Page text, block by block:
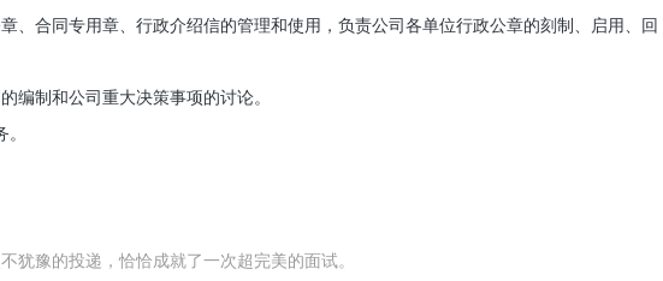
、合同专用章、行政介绍信的管理和使用，负责公司各单位行政公章的刻制、启用、回
编制和公司重大决策事项的讨论。
犹豫的投递，恰恰成就了一次超完美的面试。